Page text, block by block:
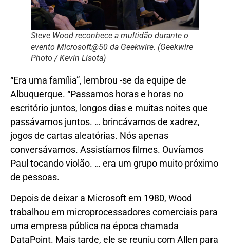
Steve Wood reconhece a multidão durante o
evento Microsoft@50 da Geekwire. (Geekwire
Photo / Kevin Lisota)
“Era uma família”, lembrou -se da equipe de
Albuquerque. “Passamos horas e horas no
escritório juntos, longos dias e muitas noites que
passávamos juntos. … brincávamos de xadrez,
jogos de cartas aleatórias. Nós apenas
conversávamos. Assistíamos filmes. Ouvíamos
Paul tocando violão. … era um grupo muito próximo
de pessoas.
Depois de deixar a Microsoft em 1980, Wood
trabalhou em microprocessadores comerciais para
uma empresa pública na época chamada
DataPoint. Mais tarde, ele se reuniu com Allen para